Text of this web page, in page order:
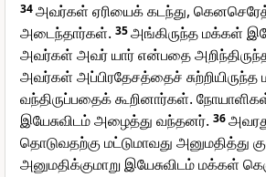
34அவர்கள் ஏரியைக் கடந்து,
அடைந்தார்கள். 35அங்கிருந்த மக்கள்
அவர்கள் அவர் யார் என்பதை
அவர்கள் அப்பிரதேசத்தைச் சுற்றியிருந்த
வந்திருப்பதைக் கூறினார்கள்.
இயேசுவிடம் அழைத்து வந்தனர். 36
தொடுவதற்கு மட்டுமாவது
அனுமதிக்குமாறு இயேசுவிடம் மக்கள்